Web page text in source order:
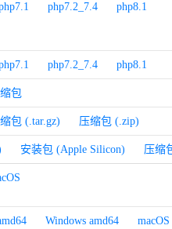
php7.2_7.4 php8.1
php7.2_7.4 php8.1
包
包 (.tar.gz) 压缩包 (.zip)
安装包 (Apple Silicon) 压缩
Windows amd64